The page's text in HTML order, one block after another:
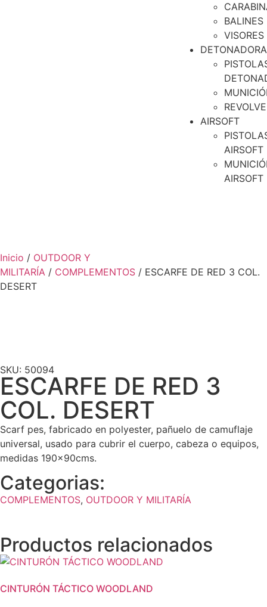
BALINES
VISORES
AIRSOFT
AIRSOFT
AIRSOFT
Inicio / OUTDOOR Y
MILITARÍA / COMPLEMENTOS / ESCARFE DE RED 3 COL.
DESERT
SKU: 50094
ESCARFE DE RED 3
COL. DESERT
Scarf pes, fabricado en polyester, pañuelo de camuflaje
universal, usado para cubrir el cuerpo, cabeza o equipos,
medidas 190x90cms.
Categorias:
COMPLEMENTOS, OUTDOOR Y MILITARÍA
Productos relacionados
CINTURÓN TÁCTICO WOODLAND